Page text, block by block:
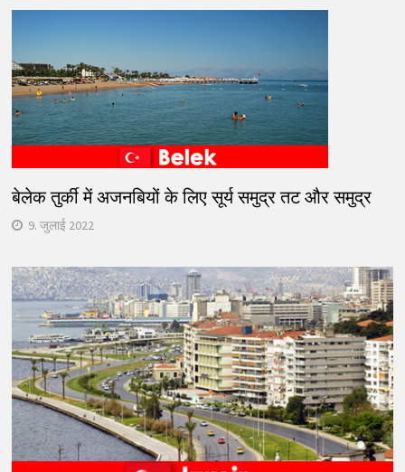
बेलेक तुर्की में अजनबियों के लिए सूर्य समुद्र तट और समुद्र
9. जुलाई 2022